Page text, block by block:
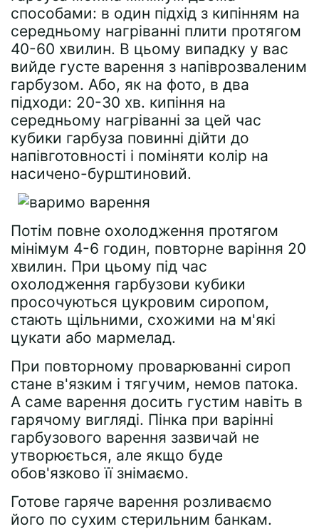
способами: в один підхід з кипінням на
середньому нагріванні плити протягом
40-60 хвилин. В цьому випадку у вас
вийде густе варення з напіврозваленим
гарбузом. Або, як на фото, в два
підходи: 20-30 хв. кипіння на
середньому нагріванні за цей час
кубики гарбуза повинні дійти до
напівготовності і поміняти колір на
насичено-бурштиновий.
Потім повне охолодження протягом
мінімум 4-6 годин, повторне варіння 20
хвилин. При цьому під час
охолодження гарбузови кубики
просочуються цукровим сиропом,
стають щільними, схожими на м'які
цукати або мармелад.
При повторному проварюванні сироп
стане в'язким і тягучим, немов патока.
А саме варення досить густим навіть в
гарячому вигляді. Пінка при варінні
гарбузового варення зазвичай не
утворюється, але якщо буде
обов'язково її знімаємо.
Готове гаряче варення розливаємо
його по сухим стерильним банкам.